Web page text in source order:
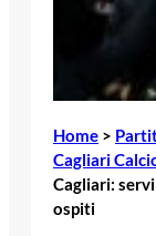
Home >
Cagliari
Cagliari:
ospiti